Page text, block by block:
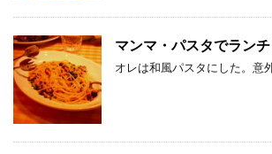
マンマ・パスタでランチ
オレは和風パスタにした。意